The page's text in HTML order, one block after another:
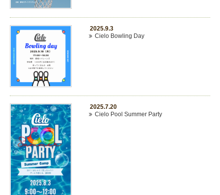
2025.9.3
Cielo Bowling Day
2025.7.20
Cielo Pool Summer Party